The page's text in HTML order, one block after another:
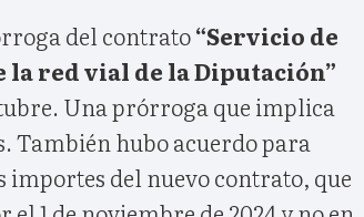
del contrato“Servicio de
red vial de la Diputación”
Una prórroga que implica
También hubo acuerdo para
del nuevo contrato, que